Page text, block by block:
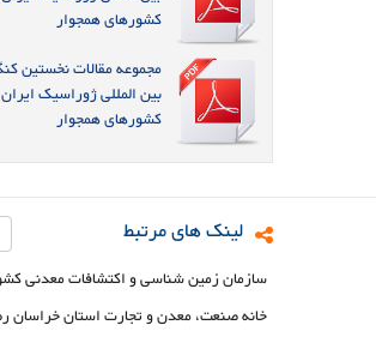
کشورهای همجوار
مجموعه مقالات نخستین
بین المللی ژوراسیک
کشورهای همجوار
لینک های مرتبط
سازمان زمین شناسی و اکتشافات معدنی
خانه صنعت، معدن و تجارت استان خراسان